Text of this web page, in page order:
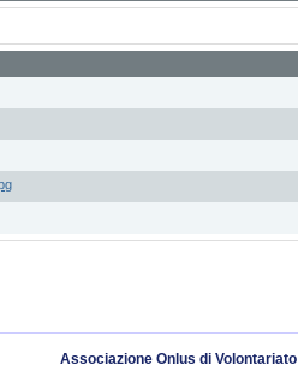
Associazione Onlus di